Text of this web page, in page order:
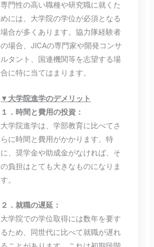
専門性の高い職種や研究職に就くた
めには、大学院の学位が必須となる
場合が多くあります。協力隊経験者
の場合、JICAの専門家や開発コンサ
ルタント、国連機関等を志望する場
合に特に当てはまります。
▼大学院進学のデメリット
１．時間と費用の投資：
大学院進学は、学部教育に比べてさ
らに時間と費用がかかります。特
に、奨学金や助成金がなければ、そ
の負担はとても大きなものになりま
す。
２．就職の遅延：
大学院での学位取得には数年を要す
るため、同世代に比べて就職が遅れ